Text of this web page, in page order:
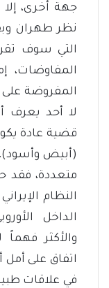
جهة أخرى،
نظر طهران
التي سوف
المفاوضات،
المفروضة على
لا أحد
قضية عادة
(أبيض وأسود)،
متعددة، فقد
النظام
الداخل
والأكثر
اتفاق على أمل
في علاقات